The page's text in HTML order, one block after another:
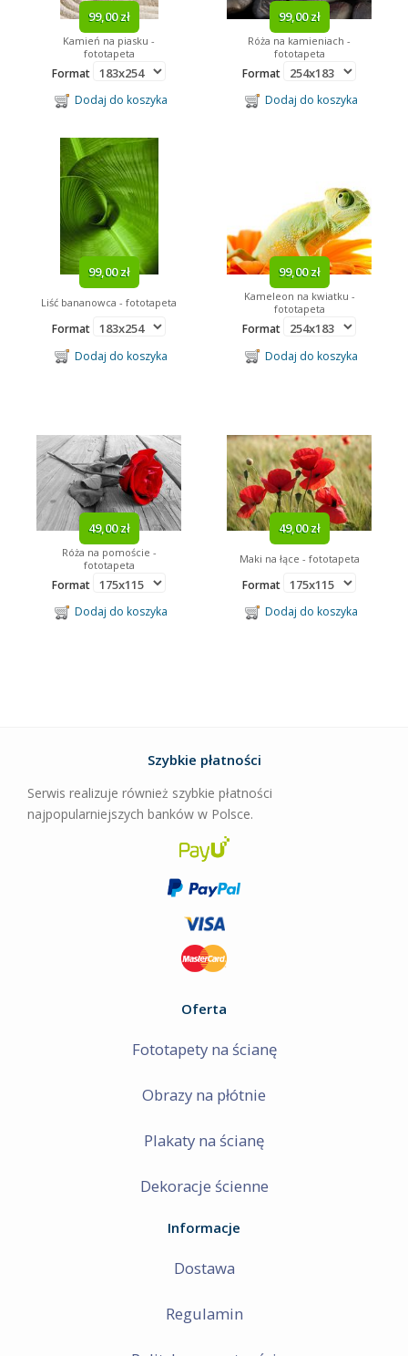
99,00 zł
Kamień na piasku -
fototapeta
Format
Dodaj do koszyka
99,00 zł
Róża na kamieniach -
fototapeta
Format
Dodaj do koszyka
99,00 zł
Liść bananowca - fototapeta
Format
Dodaj do koszyka
99,00 zł
Kameleon na kwiatku -
fototapeta
Format
Dodaj do koszyka
49,00 zł
Róża na pomoście -
fototapeta
Format
Dodaj do koszyka
49,00 zł
Maki na łące - fototapeta
Format
Dodaj do koszyka
Szybkie płatności
Serwis realizuje również szybkie płatności
najpopularniejszych banków w Polsce.
Oferta
Fototapety na ścianę
Obrazy na płótnie
Plakaty na ścianę
Dekoracje ścienne
Informacje
Dostawa
Regulamin